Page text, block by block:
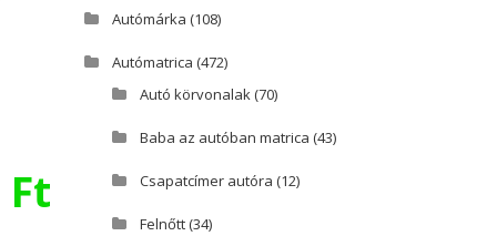
Ft
Autómárka (108)
Autómatrica (472)
Autó körvonalak(70)
Baba az autóban matrica (43)
Csapatcímer autóra (12)
Felnőtt(34)